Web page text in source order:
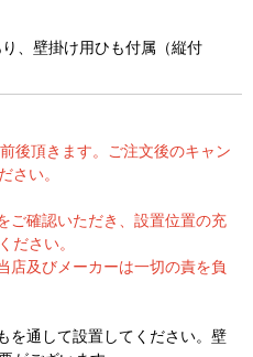
、壁掛け用ひも付属（縦付
後頂きます。ご注文後のキャン
さい。
ご確認いただき、設置位置の充
ださい。
及びメーカーは一切の責を負
を通して設置してください。壁